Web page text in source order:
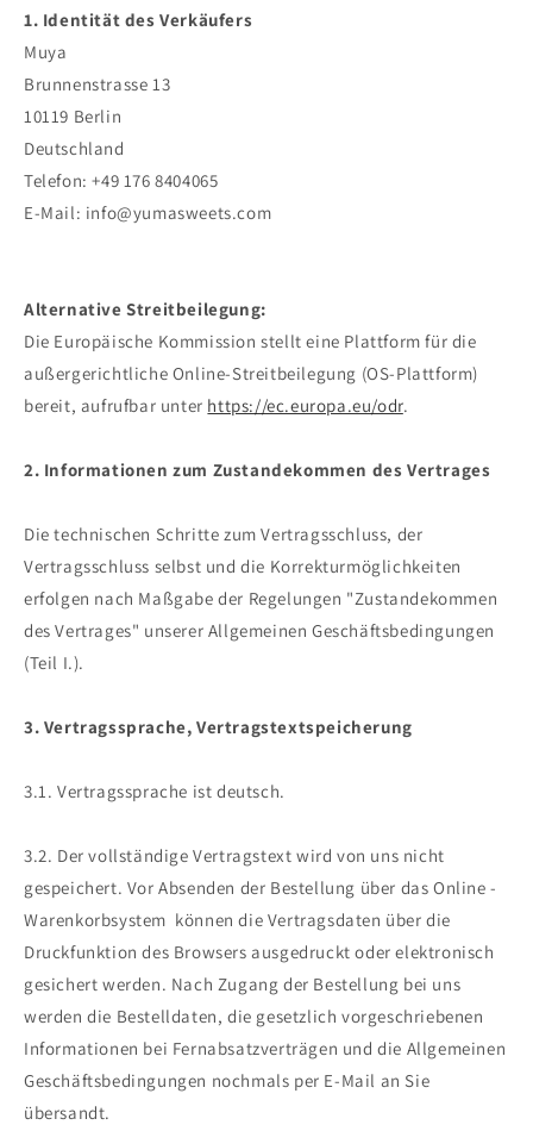
1. Identität des Verkäufers
Muya
Brunnenstrasse 13
10119 Berlin
Deutschland
Telefon: +49 176 8404065
E-Mail: info@yumasweets.com
Alternative Streitbeilegung:
Die Europäische Kommission stellt eine Plattform für die
außergerichtliche Online-Streitbeilegung (OS-Plattform)
bereit, aufrufbar unter https://ec.europa.eu/odr.
2. Informationen zum Zustandekommen des Vertrages
Die technischen Schritte zum Vertragsschluss, der
Vertragsschluss selbst und die Korrekturmöglichkeiten
erfolgen nach Maßgabe der Regelungen "Zustandekommen
des Vertrages" unserer Allgemeinen Geschäftsbedingungen
(Teil I.).
3. Vertragssprache, Vertragstextspeicherung
3.1. Vertragssprache ist deutsch.
3.2. Der vollständige Vertragstext wird von uns nicht
gespeichert. Vor Absenden der Bestellung über das Online -
Warenkorbsystem können die Vertragsdaten über die
Druckfunktion des Browsers ausgedruckt oder elektronisch
gesichert werden. Nach Zugang der Bestellung bei uns
werden die Bestelldaten, die gesetzlich vorgeschriebenen
Informationen bei Fernabsatzverträgen und die Allgemeinen
Geschäftsbedingungen nochmals per E-Mail an Sie
übersandt.